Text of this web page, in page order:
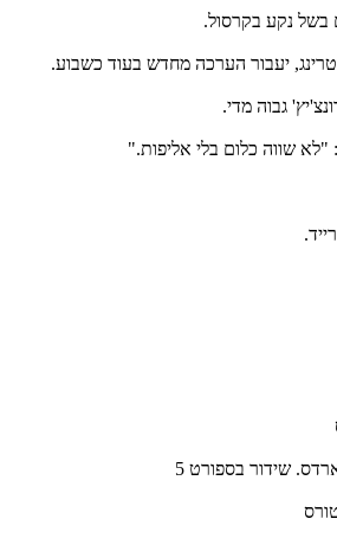
בשל נקע בקרסול.
יעבור הערכה מחדש בעוד כשבוע.
גבוה מדי.
"לא שווה כלום בלי אליפות."